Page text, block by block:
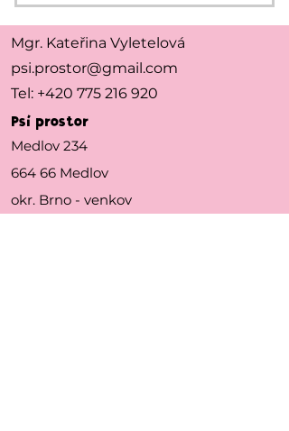
Mgr. Kateřina Vyletelová
psi.prostor@gmail.com
Tel: +420 775 216 920
Psí prostor
Medlov 234
664 66 Medlov
okr. Brno - venkov